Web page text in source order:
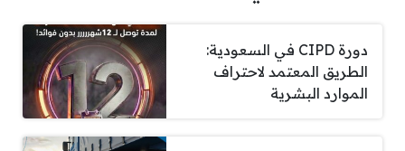
دورة CIPD في السعودية:
الطريق المعتمد لاحتراف
الموارد البشرية